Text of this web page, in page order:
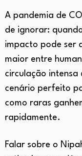
A pandemia de
de ignorar:
impacto pode ser
maior entre
circulação intensa
cenário perfeito
como raras
rapidamente.
Falar sobre o